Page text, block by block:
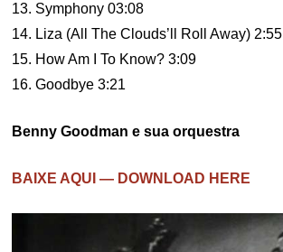
13. Symphony 03:08
14. Liza (All The Clouds’ll Roll Away) 2:55
15. How Am I To Know? 3:09
16. Goodbye 3:21
Benny Goodman e sua orquestra
BAIXE AQUI — DOWNLOAD HERE